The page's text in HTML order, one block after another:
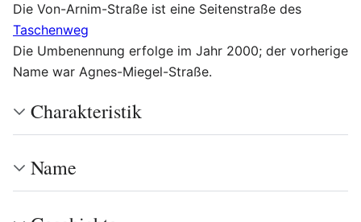
Die Von-Arnim-Straße ist eine Seitenstraße des
Taschenweg
Die Umbenennung erfolge im Jahr 2000; der vorherige
Name war Agnes-Miegel-Straße.
Charakteristik
Name